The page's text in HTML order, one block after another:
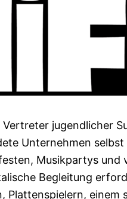
jugendlicher
Unternehmen
Musikpartys und
Begleitung
einem